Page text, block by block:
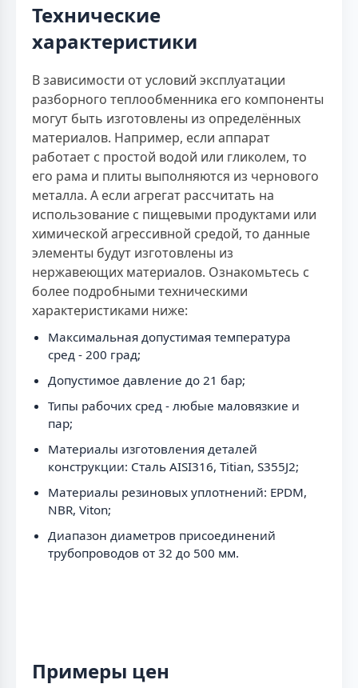
Технические
характеристики
В зависимости от условий эксплуатации
разборного теплообменника его компоненты
могут быть изготовлены из определённых
материалов. Например, если аппарат
работает с простой водой или гликолем, то
его рама и плиты выполняются из чернового
металла. А если агрегат рассчитать на
использование с пищевыми продуктами или
химической агрессивной средой, то данные
элементы будут изготовлены из
нержавеющих материалов. Ознакомьтесь с
более подробными техническими
характеристиками ниже:
Максимальная допустимая температура
сред - 200 град;
Допустимое давление до 21 бар;
Типы рабочих сред - любые маловязкие и
пар;
Материалы изготовления деталей
конструкции: Сталь AISI316, Titian, S355J2;
Материалы резиновых уплотнений: EPDM,
NBR, Viton;
Диапазон диаметров присоединений
трубопроводов от 32 до 500 мм.
Примеры цен